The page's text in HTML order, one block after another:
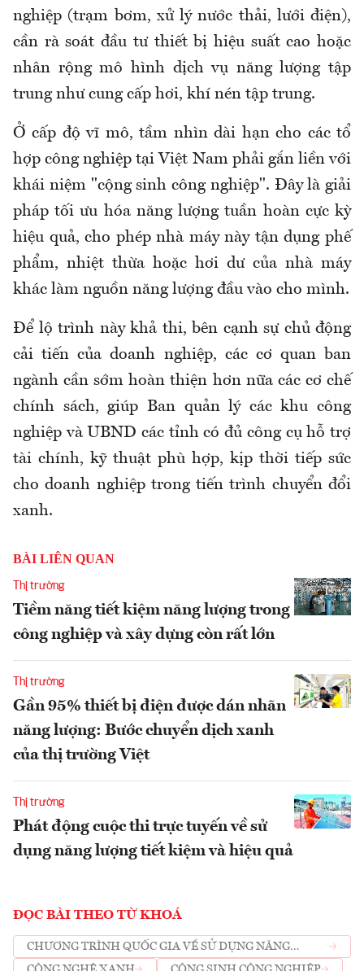
nghiệp (trạm bơm, xử lý nước thải, lưới điện),
cần rà soát đầu tư thiết bị hiệu suất cao hoặc
nhân rộng mô hình dịch vụ năng lượng tập
trung như cung cấp hơi, khí nén tập trung.
Ở cấp độ vĩ mô, tầm nhìn dài hạn cho các tổ
hợp công nghiệp tại Việt Nam phải gắn liền với
khái niệm "cộng sinh công nghiệp". Đây là giải
pháp tối ưu hóa năng lượng tuần hoàn cực kỳ
hiệu quả, cho phép nhà máy này tận dụng phế
phẩm, nhiệt thừa hoặc hơi dư của nhà máy
khác làm nguồn năng lượng đầu vào cho mình.
Để lộ trình này khả thi, bên cạnh sự chủ động
cải tiến của doanh nghiệp, các cơ quan ban
ngành cần sớm hoàn thiện hơn nữa các cơ chế
chính sách, giúp Ban quản lý các khu công
nghiệp và UBND các tỉnh có đủ công cụ hỗ trợ
tài chính, kỹ thuật phù hợp, kịp thời tiếp sức
cho doanh nghiệp trong tiến trình chuyển đổi
xanh.
BÀI LIÊN QUAN
Thị trường
Tiềm năng tiết kiệm năng lượng trong
công nghiệp và xây dựng còn rất lớn
Thị trường
Gần 95% thiết bị điện được dán nhãn
năng lượng: Bước chuyển dịch xanh
của thị trường Việt
Thị trường
Phát động cuộc thi trực tuyến về sử
dụng năng lượng tiết kiệm và hiệu quả
ĐỌC BÀI THEO TỪ KHOÁ
CHƯƠNG TRÌNH QUỐC GIA VỀ SỬ DỤNG NĂNG
LƯỢNG